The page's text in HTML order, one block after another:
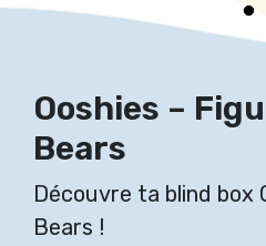
Ooshies –
Bears
Découvre ta blind box
Bears !